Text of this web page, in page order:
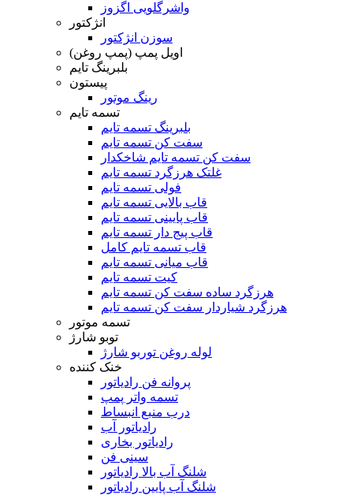
واشرگلویی اگزوز
انژکتور
سوزن انژکتور
اویل پمپ (پمپ روغن)
بلبرینگ تایم
پیستون
رینگ موتور
تسمه تایم
بلبرینگ تسمه تایم
سفت کن تسمه تایم
سفت کن تسمه تایم شاخکدار
غلتک هرزگرد تسمه تایم
فولی تسمه تایم
قاب بالایی تسمه تایم
قاب پایینی تسمه تایم
قاب پیج دار تسمه تایم
قاب تسمه تایم کامل
قاب میانی تسمه تایم
کیت تسمه تایم
هرزگرد ساده سفت کن تسمه تایم
هرزگرد شیاردار سفت کن تسمه تایم
تسمه موتور
توبو شارژ
لوله روغن توربو شارژ
خنک کننده
پروانه فن رادیاتور
تسمه واتر پمپ
درب منبع انبساط
رادیاتور آب
رادیاتور بخاری
سینی فن
شلنگ آب بالا رادیاتور
شلنگ آب پایین رادیاتور